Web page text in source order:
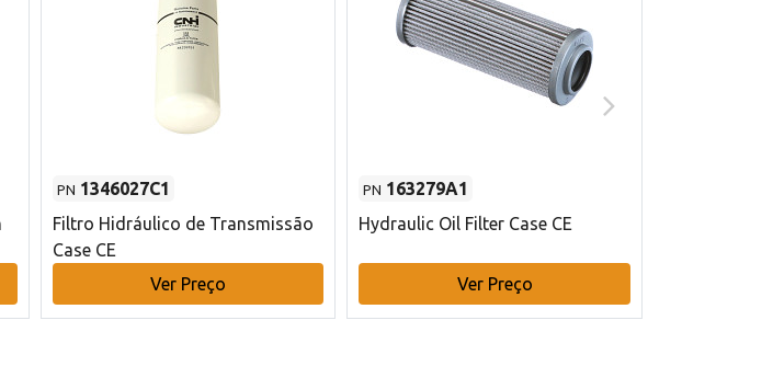
PN 1346027C1
Filtro Hidráulico de Transmissão
Case CE
Ver Preço
PN 163279A1
Hydraulic Oil Filter Case CE
Ver Preço